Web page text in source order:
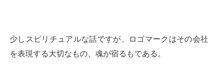
少しスピリチュアルな話ですが、ロゴマークはその会社
を表現する大切なもの、魂が宿るもである。